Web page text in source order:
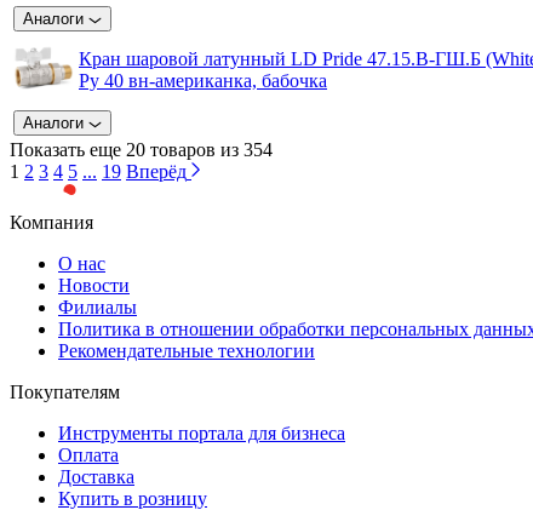
Аналоги
Кран шаровой латунный LD Pride 47.15.В-ГШ.Б
Ру 40 вн-американка, бабочка
Аналоги
Показать еще 20 товаров из 354
1 2 3 4 5 ... 19 Вперёд
Компания
О нас
Новости
Филиалы
Политика в отношении обработки персональных
Рекомендательные технологии
Покупателям
Инструменты портала для бизнеса
Оплата
Доставка
Купить в розницу